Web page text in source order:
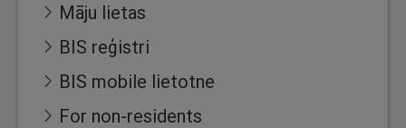
Māju lietas
BIS reģistri
BIS mobile lietotne
For non-residents